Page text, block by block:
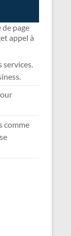
page
appel à
comme